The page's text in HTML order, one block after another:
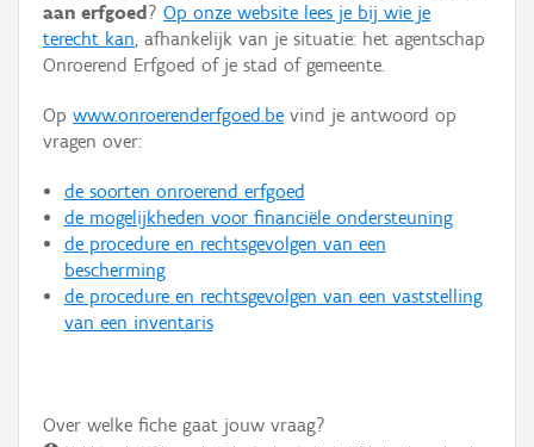
Hergebruik
Aanmelden
aan erfgoed ? Op onze website lees je bij wie je
terecht kan, afhankelijk van je situatie: het agentschap
Onroerend Erfgoed of je stad of gemeente.
Op www.onroerenderfgoed.be vind je antwoord op
vragen over:
de soorten onroerend erfgoed
de mogelijkheden voor financiële ondersteuning
de procedure en rechtsgevolgen van een
bescherming
de procedure en rechtsgevolgen van een vaststelling
van een inventaris
Over welke fiche gaat jouw vraag?